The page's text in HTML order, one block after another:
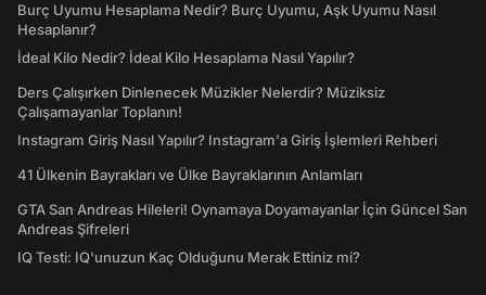
Burç Uyumu Hesaplama Nedir? Burç Uyumu, Aşk Uyumu Nasıl
Hesaplanır?
İdeal Kilo Nedir? İdeal Kilo Hesaplama Nasıl Yapılır?
Ders Çalışırken Dinlenecek Müzikler Nelerdir? Müziksiz
Çalışamayanlar Toplanın!
Instagram Giriş Nasıl Yapılır? Instagram'a Giriş İşlemleri Rehberi
41 Ülkenin Bayrakları ve Ülke Bayraklarının Anlamları
GTA San Andreas Hileleri! Oynamaya Doyamayanlar İçin Güncel San
Andreas Şifreleri
IQ Testi: IQ'unuzun Kaç Olduğunu Merak Ettiniz mi?